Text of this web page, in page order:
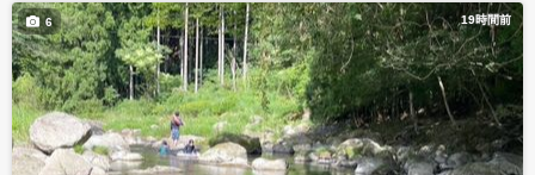
19時間前
6